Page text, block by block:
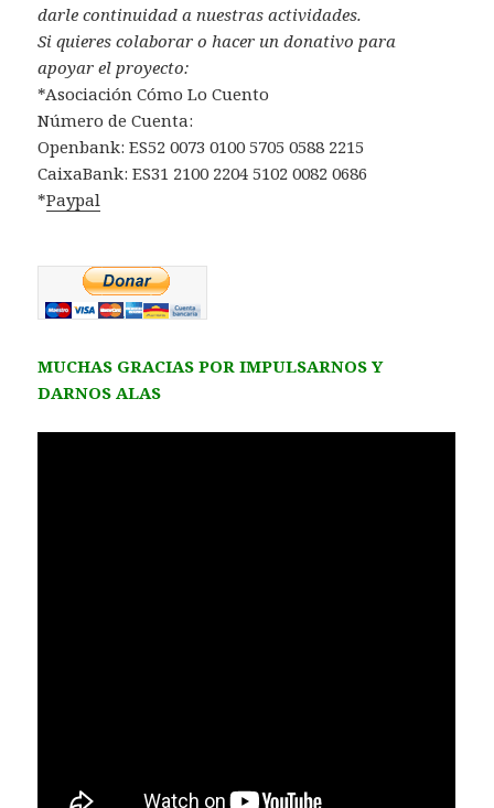
darle continuidad a nuestras actividades.
Si quieres colaborar o hacer un donativo para
apoyar el proyecto:
*Asociación Cómo Lo Cuento
Número de Cuenta:
Openbank: ES52 0073 0100 5705 0588 2215
CaixaBank: ES31 2100 2204 5102 0082 0686
*Paypal
MUCHAS GRACIAS POR IMPULSARNOS Y
DARNOS ALAS